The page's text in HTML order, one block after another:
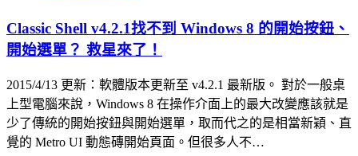
Classic Shell v4.2.1找不到 Windows 8 的開始按鈕、
開始選單？ 救星來了！
2015/4/13 更新：軟體版本更新至 v4.2.1 最新版。 對於一般桌
上型電腦來說，Windows 8 在操作介面上的最大改變應該就是
少了傳統的開始按鈕與開始選單，取而代之的是相當新穎、直
覺的 Metro UI 動態磚開始頁面。但很多人不…